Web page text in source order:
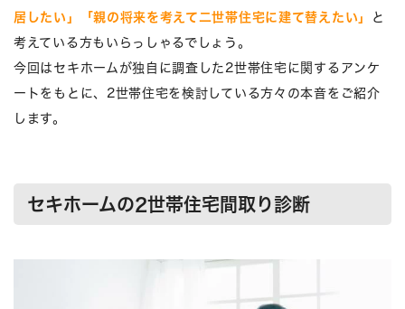
居したい」「親の将来を考えて二世帯住宅に建て替えたい」
と
考えている方もいらっしゃるでしょう。
今回はセキホームが独自に調査した2世帯住宅に関するアンケ
ートをもとに、2世帯住宅を検討している方々の本音をご紹介
します。
セキホームの2世帯住宅間取り診断